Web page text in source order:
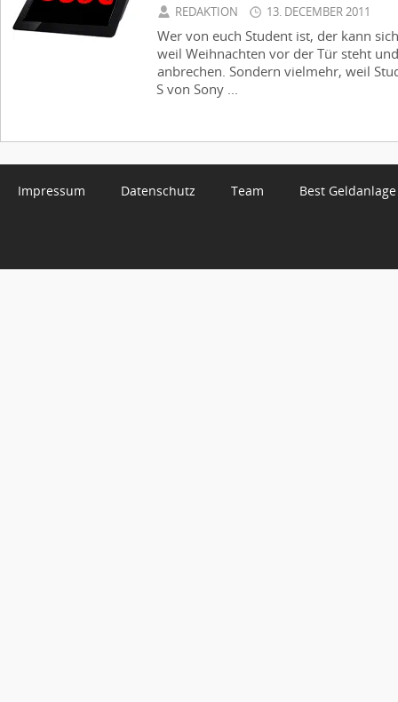
REDAKTION 13. DECEMBER 2011
Wer von euch Student ist, der kann
weil Weihnachten vor der Tür steht
anbrechen. Sondern vielmehr, weil
S von Sony ...
Impressum Datenschutz Team Best Geldanlage